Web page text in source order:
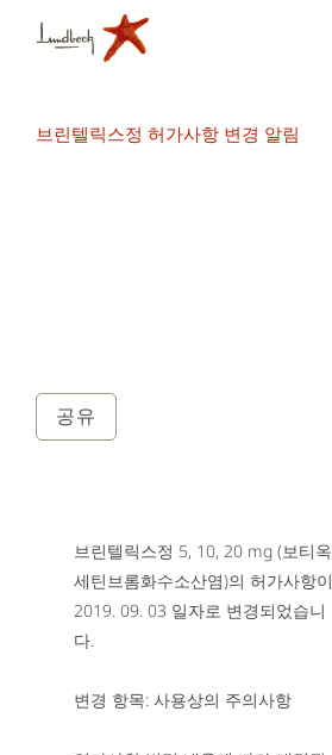
공유
브린텔릭스정 허가사항 변경 알림
브린텔릭스정 5, 10, 20 mg (보티옥
세틴브롬화수소산염)의 허가사항이
2019. 09. 03 일자로 변경되었습니
다.
변경 항목: 사용상의 주의사항